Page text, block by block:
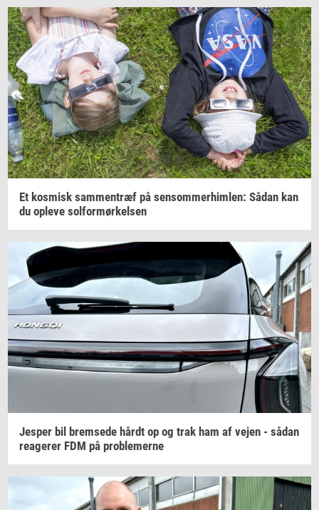
Et kos­misk sam­men­træf på sen­som­mer­him­len: Sådan kan
du op­le­ve sol­for­mør­kel­sen
Jes­per bil brem­se­de hårdt op og trak ham af vejen - sådan
re­a­ge­rer FDM på pro­ble­mer­ne